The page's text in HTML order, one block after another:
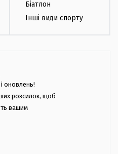
Біатлон
Інші види спорту
оновлень!
розсилок, щоб
вашим